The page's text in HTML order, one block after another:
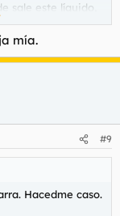
sale este líquido,
Mi conclusión es
en varios
crean, formen y
de "no
que
quedan. Si
las
de los
no
no esperar el
limpios, o
mía.
#9
Hacedme caso.